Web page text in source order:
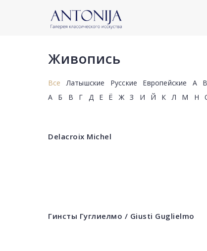
Живопись
Все Латышские Русские Европейские A B
А
Б В Г Д Е Ё Ж З И Й К Л М Н
Delacroix Michel
Гинсты Гуглиелмо / Giusti Guglielmo